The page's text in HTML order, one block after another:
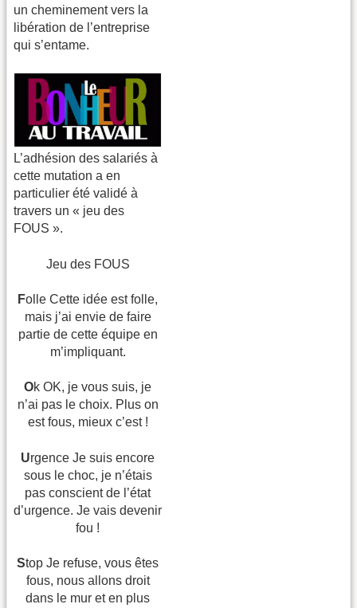
un cheminement vers la
libération de l’entreprise
qui s’entame.
L’adhésion des salariés à
cette mutation a en
particulier été validé à
travers un « jeu des
FOUS ».
Jeu des FOUS
Folle Cette idée est folle,
mais j’ai envie de faire
partie de cette équipe en
m’impliquant.
Ok OK, je vous suis, je
n’ai pas le choix. Plus on
est fous, mieux c’est !
Urgence Je suis encore
sous le choc, je n’étais
pas conscient de l’état
d’urgence. Je vais devenir
fou !
Stop Je refuse, vous êtes
fous, nous allons droit
dans le mur et en plus